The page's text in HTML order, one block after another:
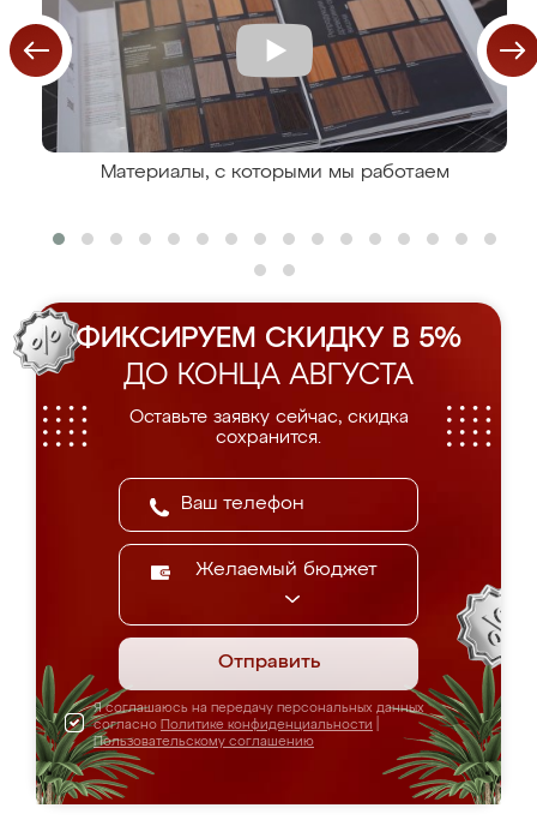
Материалы, с которыми мы работаем
ФИКСИРУЕМ СКИДКУ В 5%
ДО КОНЦА АВГУСТА
Оставьте заявку сейчас, скидка
сохранится.
Желаемый бюджет
Отправить
Я соглашаюсь на передачу персональных данных
согласно Политике конфиденциальности
Пользовательскому соглашению